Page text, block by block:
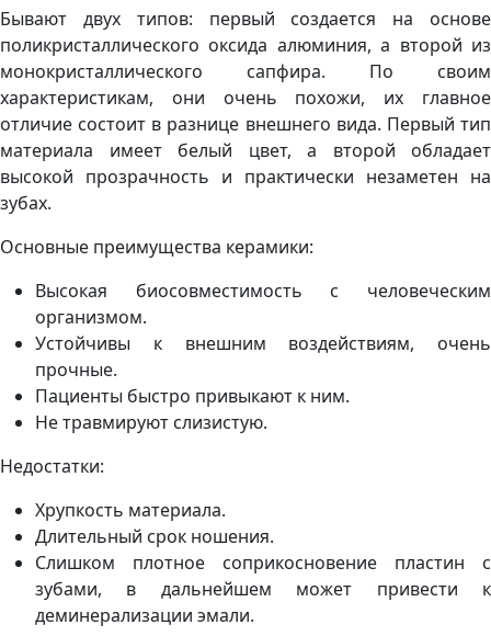
Бывают двух типов: первый создается на основе
поликристаллического оксида алюминия, а второй из
монокристаллического сапфира. По своим
характеристикам, они очень похожи, их главное
отличие состоит в разнице внешнего вида. Первый тип
материала имеет белый цвет, а второй обладает
высокой прозрачность и практически незаметен на
зубах.
Основные преимущества керамики:
Высокая биосовместимость с человеческим
организмом.
Устойчивы к внешним воздействиям, очень
прочные.
Пациенты быстро привыкают к ним.
Не травмируют слизистую.
Недостатки:
Хрупкость материала.
Длительный срок ношения.
Слишком плотное соприкосновение пластин с
зубами, в дальнейшем может привести к
деминерализации эмали.